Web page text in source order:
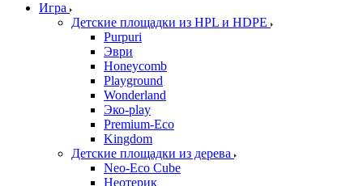
Игра
Детские площадки из HPL и HDPE
Purpuri
Эври
Honeycomb
Playground
Wonderland
Эко-play
Premium-Eco
Kingdom
Детские площадки из дерева
Neo-Eco Cube
Неотерик